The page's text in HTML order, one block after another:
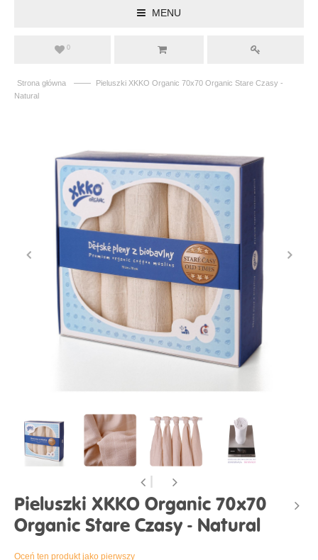
MENU
0
Strona główna ——
Pieluszki XKKO Organic 70x70 Organic Stare Czasy -
Natural
Pieluszki XKKO Organic 70x70
Organic Stare Czasy - Natural
Oceń ten produkt jako pierwszy